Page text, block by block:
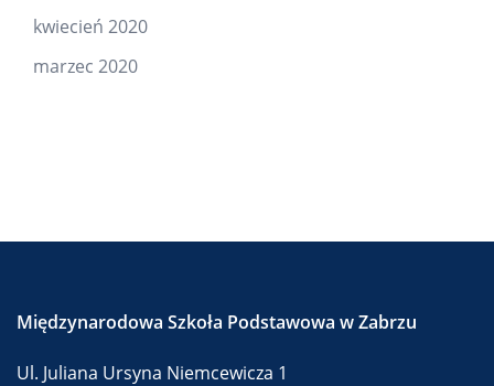
kwiecień 2020
marzec 2020
Międzynarodowa Szkoła Podstawowa w Zabrzu
Ul. Juliana Ursyna Niemcewicza 1